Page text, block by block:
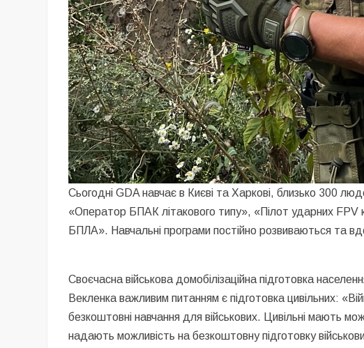
Сьогодні GDA навчає в Києві та Харкові, близько 300
«Оператор БПАК літакового типу», «Пілот ударних FPV
БПЛА». Навчальні програми постійно розвиваються та
Своєчасна військова домобілізаційна підготовка
Векленка важливим питанням є підготовка цивільних:
безкоштовні навчання для військових. Цивільні мають
надають можливість на безкоштовну підготовку